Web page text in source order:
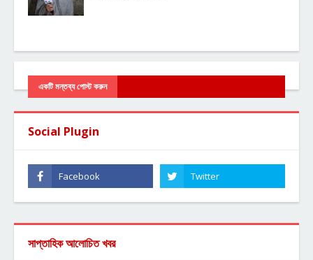
একটি মন্তব্য পোস্ট করুন
Social Plugin
সাপ্তাহিক আলোচিত খবর